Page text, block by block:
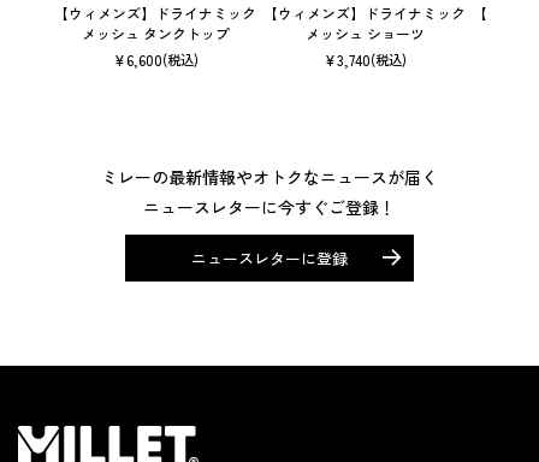
【ウィメンズ】ドライナミック
メッシュ タンクトップ
¥6,600(税込)
【ウィメンズ】ドライナミック
メッシュ ショーツ
¥3,740(税込)
【ユニ
ミレーの最新情報やオトクなニュースが届く
ニュースレターに今すぐご登録！
ニュースレターに登録